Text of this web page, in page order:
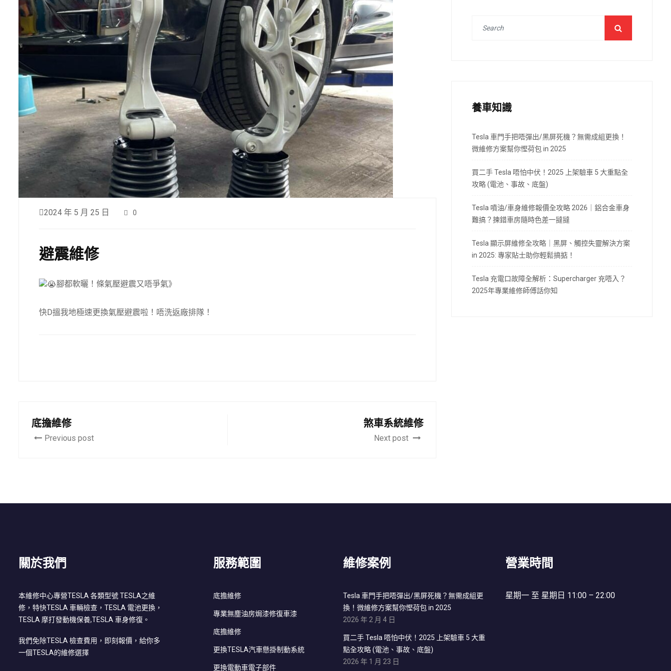
2024 年 5 月 25 日 0
避震維修
腳都軟曬！條氣壓避震又唔爭氣》
快D搵我地極速更換氣壓避震啦！唔洗返廠排隊！
底擔維修
Previous post
煞車系統維修
Next post
養車知識
Tesla 車門手把唔彈出/黑屏死機？無需成組更換！
微維修方案幫你慳荷包 in 2025
買二手 Tesla 唔怕中伏！2025 上架驗車 5 大重點全
攻略 (電池、事故、底盤)
Tesla 噴油/車身維修報價全攻略 2026｜鋁合金車身
難搞？揀錯車房隨時色差一撻撻
Tesla 顯示屏維修全攻略｜黑屏、觸控失靈解決方案
in 2025: 專家貼士助你輕鬆搞掂！
Tesla 充電口故障全解析：Supercharger 充唔入？
2025年專業維修師傅話你知
關於我們
本維修中心專營TESLA 各類型號 TESLA之維
修，特快TESLA 車輛檢查，TESLA 電池更換，
TESLA 摩打發動機保養,TESLA 車身修復。
我們免除TESLA 檢查費用，即刻報價，給你多
一個TESLA的維修選擇
服務範圍
底擔維修
專業無塵油房焗漆修復車漆
底擔維修
更換TESLA汽車懸掛制動系統
更換電動車電子部件
維修案例
Tesla 車門手把唔彈出/黑屏死機？無需成組更
換！微維修方案幫你慳荷包 in 2025
2026 年 2 月 4 日
買二手 Tesla 唔怕中伏！2025 上架驗車 5 大重
點全攻略 (電池、事故、底盤)
2026 年 1 月 23 日
營業時間
星期一 至 星期日 11:00 – 22:00